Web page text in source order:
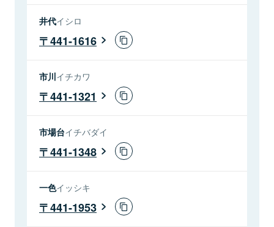
井代イシロ
441-1616
市川イチカワ
441-1321
市場台イチバダイ
441-1348
一色イッシキ
441-1953